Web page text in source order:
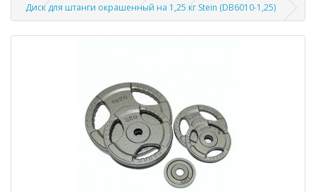
Диск для штанги окрашенный на 1,25 кг Stein (DB6010-1,25)